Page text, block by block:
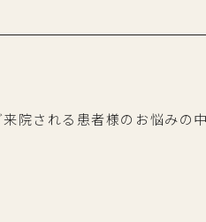
院される患者様のお悩みの中